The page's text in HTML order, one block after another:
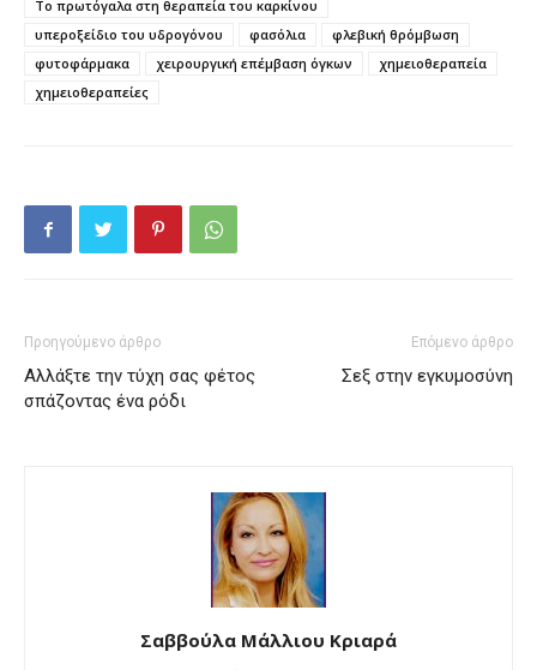
Το πρωτόγαλα στη θεραπεία του καρκίνου
υπεροξείδιο του υδρογόνου
φασόλια
φλεβική θρόμβωση
φυτοφάρμακα
χειρουργική επέμβαση όγκων
χημειοθεραπεία
χημειοθεραπείες
Προηγούμενο άρθρο
Αλλάξτε την τύχη σας φέτος
σπάζοντας ένα ρόδι
Επόμενο άρθρο
Σεξ στην εγκυμοσύνη
Σαββούλα Μάλλιου Κριαρά